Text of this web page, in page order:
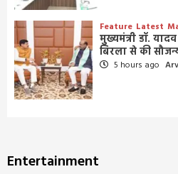
Feature Latest
मुख्यमंत्री डॉ.
बिरला से की
5 hours ago
Entertainment